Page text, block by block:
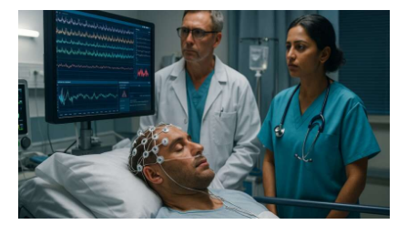
Games
Futuring
AI news
How To
Blog